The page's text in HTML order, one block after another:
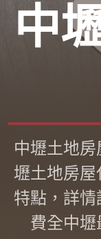
中
中壢土地
壢土地房
特點，詳
費全中壢